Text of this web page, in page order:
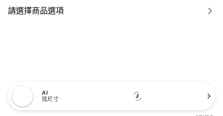
請選擇商品選項
AI
找尺寸